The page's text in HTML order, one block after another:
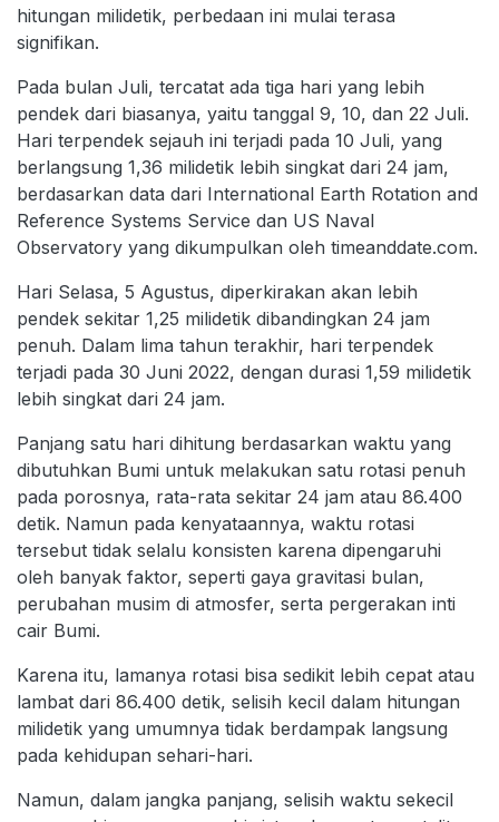
hitungan milidetik, perbedaan ini mulai terasa
signifikan.
Pada bulan Juli, tercatat ada tiga hari yang lebih
pendek dari biasanya, yaitu tanggal 9, 10, dan 22 Juli.
Hari terpendek sejauh ini terjadi pada 10 Juli, yang
berlangsung 1,36 milidetik lebih singkat dari 24 jam,
berdasarkan data dari International Earth Rotation and
Reference Systems Service dan US Naval
Observatory yang dikumpulkan oleh timeanddate.com.
Hari Selasa, 5 Agustus, diperkirakan akan lebih
pendek sekitar 1,25 milidetik dibandingkan 24 jam
penuh. Dalam lima tahun terakhir, hari terpendek
terjadi pada 30 Juni 2022, dengan durasi 1,59 milidetik
lebih singkat dari 24 jam.
Panjang satu hari dihitung berdasarkan waktu yang
dibutuhkan Bumi untuk melakukan satu rotasi penuh
pada porosnya, rata-rata sekitar 24 jam atau 86.400
detik. Namun pada kenyataannya, waktu rotasi
tersebut tidak selalu konsisten karena dipengaruhi
oleh banyak faktor, seperti gaya gravitasi bulan,
perubahan musim di atmosfer, serta pergerakan inti
cair Bumi.
Karena itu, lamanya rotasi bisa sedikit lebih cepat atau
lambat dari 86.400 detik, selisih kecil dalam hitungan
milidetik yang umumnya tidak berdampak langsung
pada kehidupan sehari-hari.
Namun, dalam jangka panjang, selisih waktu sekecil